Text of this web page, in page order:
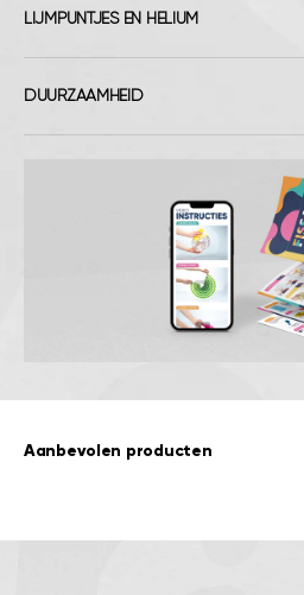
LIJMPUNTJES EN HELIUM
DUURZAAMHEID
Aanbevolen producten